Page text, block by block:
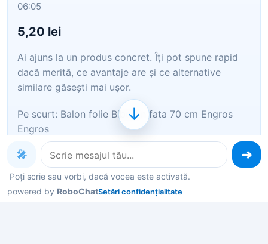
06:05
5,20 lei
Ai ajuns la un produs concret. Îți pot spune rapid
dacă merită, ce avantaje are și ce alternative
similare găsești mai ușor.
Pe scurt: Balon folie Biberon fata 70 cm Engros
Engros
Îți pot recomanda rapid produse similare sau
alternative mai bune din aceeași zonă.
Dacă nu e exact ce cauți, putem restrânge imediat
🎤
Poți scrie sau vorbi, dacă vocea este activată.
powered by RoboChatSetări confidențialitate
↓